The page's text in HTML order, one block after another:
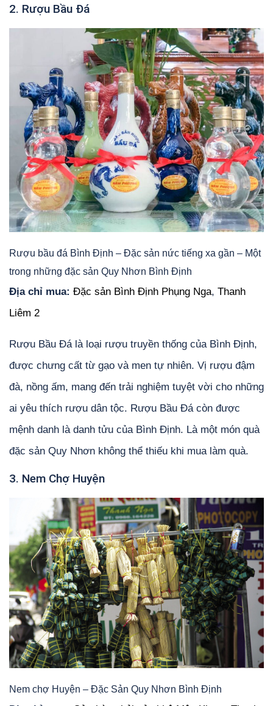
2. Rượu Bầu Đá
Rượu bầu đá Bình Định – Đặc sản nức tiếng xa gần – Một
trong những đặc sản Quy Nhơn Bình Định
Địa chỉ mua: Đặc sản Bình Định Phụng Nga, Thanh
Liêm 2
Rượu Bầu Đá là loại rượu truyền thống của Bình Định,
được chưng cất từ gạo và men tự nhiên. Vị rượu đậm
đà, nồng ấm, mang đến trải nghiệm tuyệt vời cho những
ai yêu thích rượu dân tộc. Rượu Bầu Đá còn được
mệnh danh là danh tửu của Bình Định. Là một món quà
đặc sản Quy Nhơn không thể thiếu khi mua làm quà.
3. Nem Chợ Huyện
Nem chợ Huyện – Đặc Sản Quy Nhơn Bình Định